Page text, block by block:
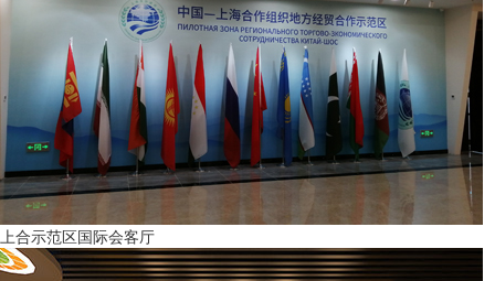
上合示范区国际会客厅